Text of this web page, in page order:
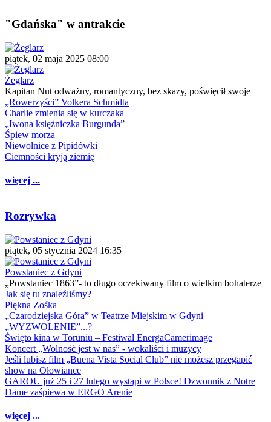
"Gdańska" w antrakcie
piątek, 02 maja 2025 08:00
Żeglarz
Kapitan Nut odważny, romantyczny, bez skazy, poświęcił swoje
„Rowerzyści” Volkera Schmidta
Charlie zmienia się w kurczaka
„Iwona księżniczka Burgunda”
Śpiew morza
Niewolnice z Pipidówki
Ciemności kryją ziemię
więcej ...
Rozrywka
piątek, 05 stycznia 2024 16:35
Powstaniec z Gdyni
„Powstaniec 1863”- to długo oczekiwany film o wielkim bohaterze
Jak się tu znaleźliśmy?
Piękna Zośka
„Czarodziejska Góra” w Teatrze Miejskim w Gdyni
„WYZWOLENIE”...?
Święto kina w Toruniu – Festiwal EnergaCamerimage
Koncert „Wolność jest w nas” - wokaliści i muzycy
Jeśli lubisz film „Buena Vista Social Club” nie możesz przegapić
show na Ołowiance
GAROU już 25 i 27 lutego wystąpi w Polsce! Dzwonnik z Notre
Dame zaśpiewa w ERGO Arenie
więcej ...